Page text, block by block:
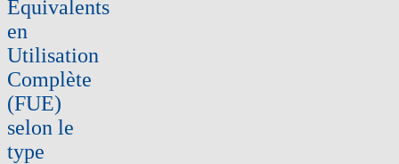
Équivalents
en
Utilisation
Complète
(FUE)
selon le
type